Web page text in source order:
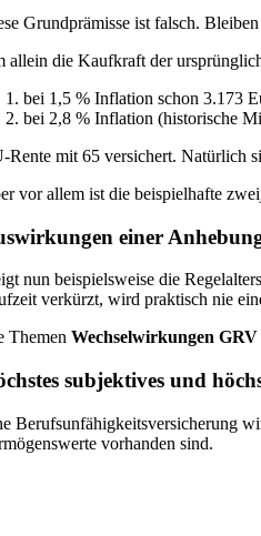
Grundprämisse ist falsch.
allein die Kaufkraft der
bei 1,5 % Inflation schon 3.173
bei 2,8 % Inflation (historische
Rente mit 65 versichert. Natürlich
vor allem ist die beispielhafte
einer
nun beispielsweise die
verkürzt, wird praktisch nie
ThemenWechselwirkungen
subjektives und
Berufsunfähigkeitsversicherung
vorhanden sind.